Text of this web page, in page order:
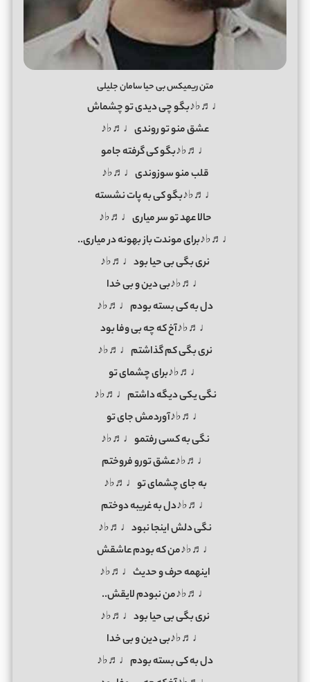
متن ریمیکس بی حیا سامان جلیلی
♩♬♭♪بگو چی دیدی تو چشماش
عشق منو تو روندی♩♬♭♪
♩♬♭♪بگو کی گرفته جامو
قلب منو سوزوندی♩♬♭♪
♩♬♭♪بگو کی به پات نشسته
حالا عهد تو سر میاری♩♬♭♪
♩♬♭♪برای موندت باز بهونه در میاری..
نری بگی بی حیا بود♩♬♭♪
♩♬♭♪بی دین و بی خدا
دل به کی بسته بودم♩♬♭♪
♩♬♭♪آخ که چه بی وفا بود
نری بگی کم گذاشتم♩♬♭♪
♩♬♭♪برای چشمای تو
نگی یکی دیگه داشتم♩♬♭♪
♩♬♭♪آوردمش جای تو
نگی به کسی رفتمو♩♬♭♪
♩♬♭♪عشق تورو فروختم
به جای چشمای تو♩♬♭♪
♩♬♭♪دل به غریبه دوختم
نگی دلش اینجا نبود♩♬♭♪
♩♬♭♪من که بودم عاشقش
اینهمه حرف و حدیث♩♬♭♪
♩♬♭♪من نبودم لایقش..
نری بگی بی حیا بود♩♬♭♪
♩♬♭♪بی دین و بی خدا
دل به کی بسته بودم♩♬♭♪